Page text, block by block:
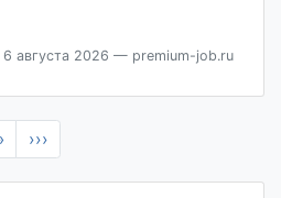
6 августа 2026 — premium-job.ru
›››